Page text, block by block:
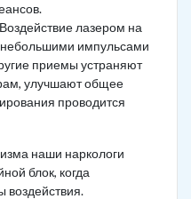
лазером на
небольшими импульсами
приемы устраняют
улучшают общее
проводится
наши наркологи
блок, когда